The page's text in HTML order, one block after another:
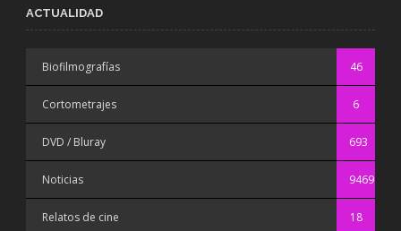
ACTUALIDAD
Biofilmografías 46
Cortometrajes 6
DVD / Bluray 693
Noticias 9469
Relatos de cine 18